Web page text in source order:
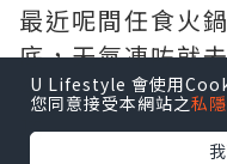
最近呢間任食火
底，天氣凍咗就
分店，環境比細
啲～
U Lifestyle 會使用
您同意接受本網站之私